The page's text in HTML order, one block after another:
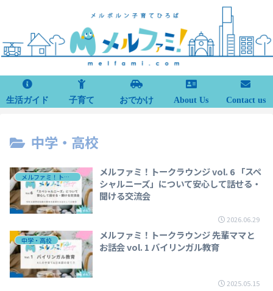
生活ガイド 子育て おでかけ About Us Contact us
中学・高校
メルファミ！トークラウンジ
メルファミ！トークラウンジ vol. 6 「スペ
シャルニーズ」について安心して話せる・
聞ける交流会
2026.06.29
中学・高校
メルファミ！トークラウンジ 先輩ママと
お話会 vol. 1 バイリンガル教育
2025.05.15